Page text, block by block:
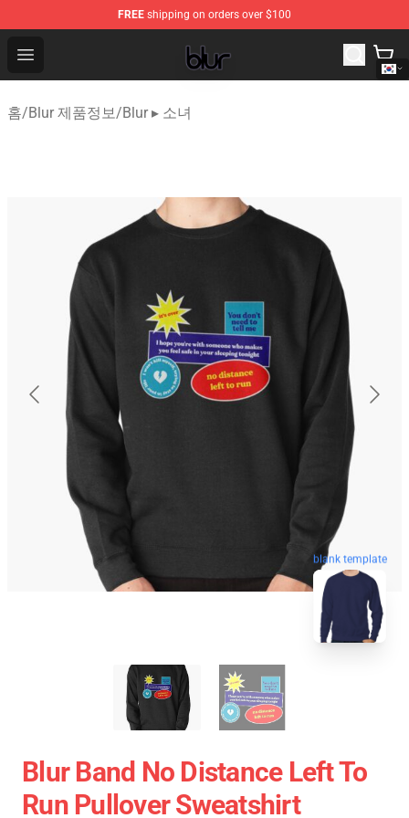
FREE shipping on orders over $100
Open menu
Blur Store - Official Blur Merchandise Shop
홈/Blur 제품정보/Blur ▸ 소녀
blank template
Blur Band No Distance Left To
Run Pullover Sweatshirt